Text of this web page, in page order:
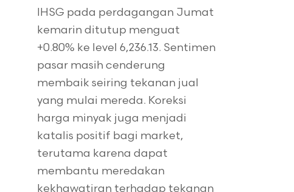
IHSG pada perdagangan Jumat
kemarin ditutup menguat
+0.80% ke level 6,236.13. Sentimen
pasar masih cenderung
membaik seiring tekanan jual
yang mulai mereda. Koreksi
harga minyak juga menjadi
katalis positif bagi market,
terutama karena dapat
membantu meredakan
kekhawatiran terhadap tekanan